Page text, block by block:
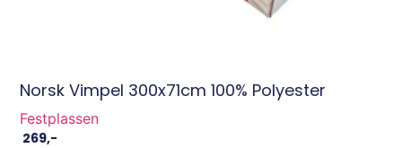
Norsk Vimpel 300x71cm 100% Polyester
Festplassen
269,-